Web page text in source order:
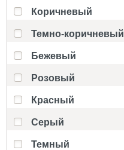
Коричневый
Темно-коричневый
Бежевый
Розовый
Красный
Серый
Темный